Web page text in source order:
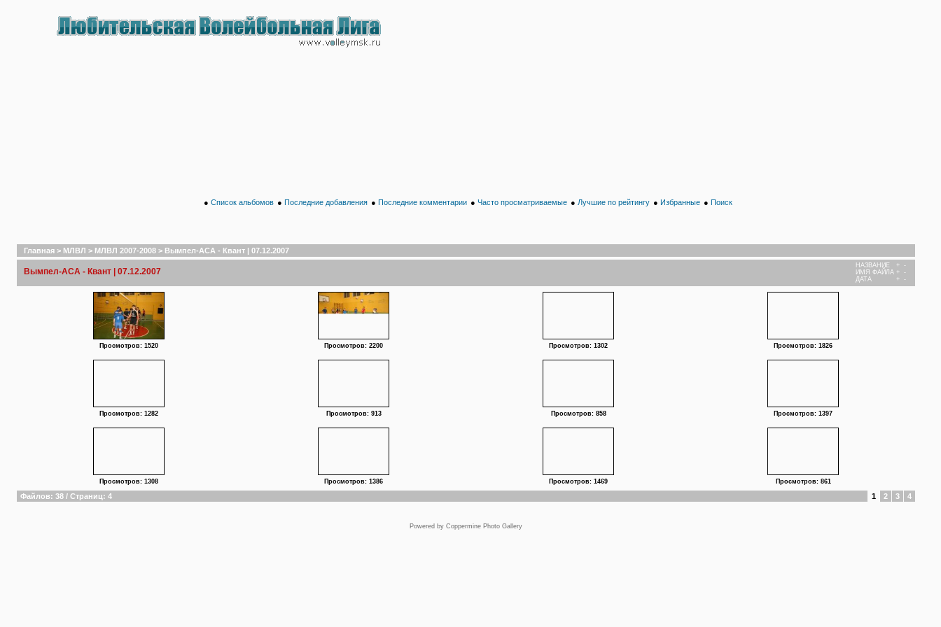
● Список альбомов ● Последние добавления ● Последние комментарии ● Часто просматриваемые ● Лучшие по рейтингу ● Избранные ● Поиск
Главная > МЛВЛ > МЛВЛ 2007-2008 > Вымпел-АСА - Квант | 07.12.2007
Вымпел-АСА - Квант | 07.12.2007
НАЗВАНИЕ + -
ИМЯ ФАЙЛА + -
ДАТА
+ -
Просмотров: 1520 Просмотров: 2200 Просмотров: 1302 Просмотров: 1826
Просмотров: 1282 Просмотров: 913 Просмотров: 858 Просмотров: 1397
Просмотров: 1308 Просмотров: 1386 Просмотров: 1469 Просмотров: 861
Файлов: 38 / Страниц: 4 1 2 3 4
Powered by Coppermine Photo Gallery